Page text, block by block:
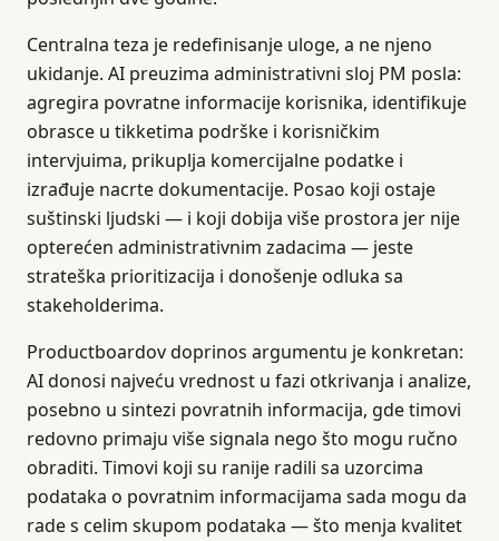
Centralna teza je redefinisanje uloge, a ne njeno
ukidanje. AI preuzima administrativni sloj PM posla:
agregira povratne informacije korisnika, identifikuje
obrasce u tikketima podrške i korisničkim
intervjuima, prikuplja komercijalne podatke i
izrađuje nacrte dokumentacije. Posao koji ostaje
suštinski ljudski — i koji dobija više prostora jer nije
opterećen administrativnim zadacima — jeste
strateška prioritizacija i donošenje odluka sa
stakeholderima.
Productboardov doprinos argumentu je konkretan:
AI donosi najveću vrednost u fazi otkrivanja i analize,
posebno u sintezi povratnih informacija, gde timovi
redovno primaju više signala nego što mogu ručno
obraditi. Timovi koji su ranije radili sa uzorcima
podataka o povratnim informacijama sada mogu da
rade s celim skupom podataka — što menja kvalitet